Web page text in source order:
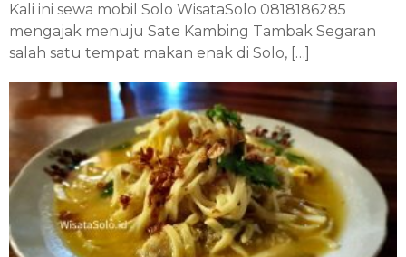
Kali ini sewa mobil Solo WisataSolo 0818186285
mengajak menuju Sate Kambing Tambak Segaran
salah satu tempat makan enak di Solo, […]